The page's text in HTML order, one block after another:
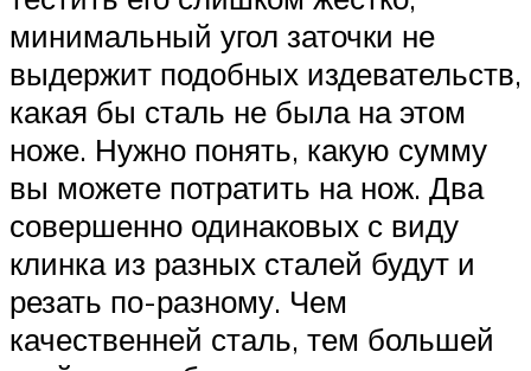
минимальный угол заточки не
выдержит подобных издевательств,
какая бы сталь не была на этом
ноже. Нужно понять, какую сумму
вы можете потратить на нож. Два
совершенно одинаковых с виду
клинка из разных сталей будут и
резать по-разному. Чем
качественней сталь, тем большей